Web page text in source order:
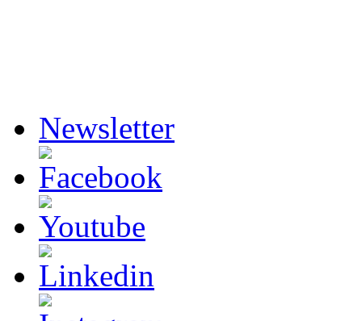
Newsletter